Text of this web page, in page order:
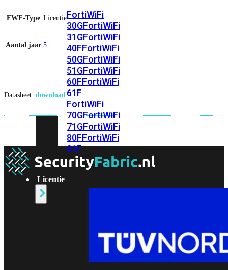
FortiWiFi
30GFortiWiFi
31GFortiWiFi
40FFortiWiFi
50GFortiWiFi
51GFortiWiFi
60FFortiWiFi
61F
FortiWiFi
70GFortiWiFi
71GFortiWiFi
80FFortiWiFi
81F
Licentie
bekijken
FortiCare
Support
FWF-Type Licentie
Aantal jaar 5
Datasheet: download